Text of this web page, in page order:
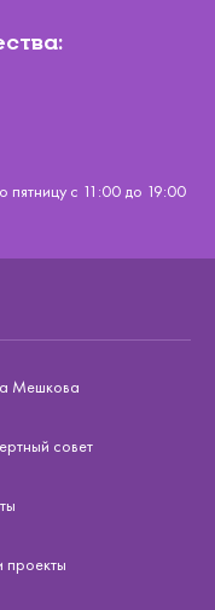
пятницу с 11:00 до 19:00
Мешкова
совет
проекты